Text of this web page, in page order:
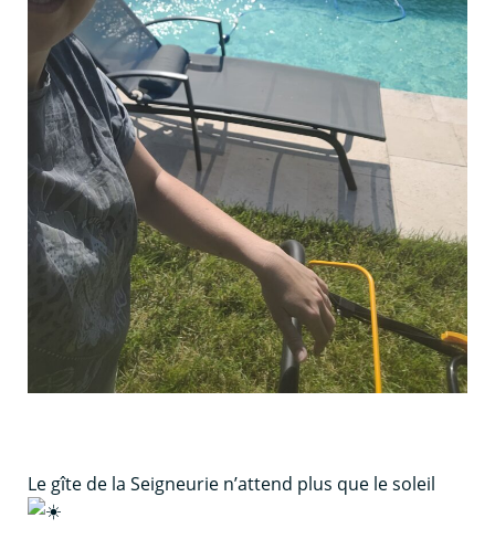
Le gîte de la Seigneurie n’attend plus que le soleil